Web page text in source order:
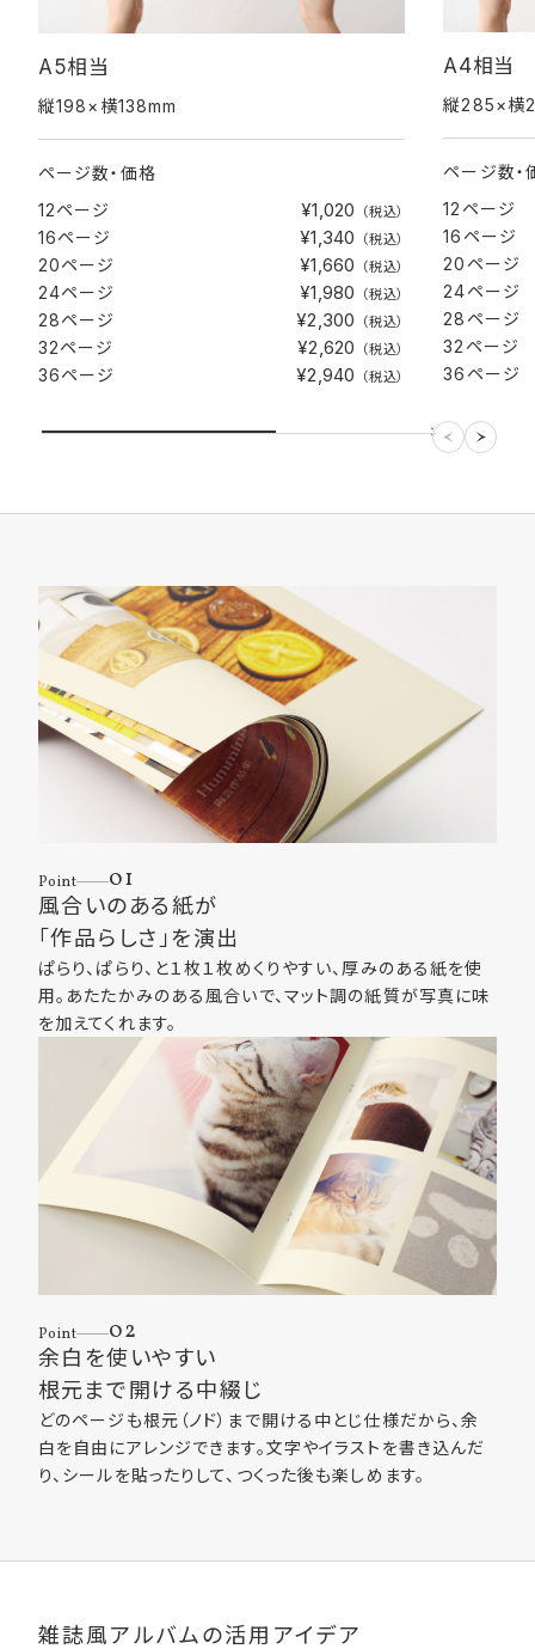
A5相当
縦198×横138mm
ページ数・価格
12ページ
¥1,020 （税込）
16ページ ¥1,340 （税込）
20ページ ¥1,660 （税込）
24ページ ¥1,980 （税込）
28ページ ¥2,300 （税込）
32ページ ¥2,620 （税込）
36ページ ¥2,940 （税込）
A4相当
縦285×横
ページ数・
12ページ
16ページ
20ページ
24ページ
28ページ
32ページ
36ページ
Point 01
風合いのある紙が
「作品らしさ」を演出
ぱらり、ぱらり、と１枚１枚めくりやすい、厚みのある紙を使
用。あたたかみのある風合いで、マット調の紙質が写真に味
を加えてくれます。
Point 02
余白を使いやすい
根元まで開ける中綴じ
どのページも根元（ノド）まで開ける中とじ仕様だから、余
白を自由にアレンジできます。文字やイラストを書き込んだ
り、シールを貼ったりして、つくった後も楽しめます。
雑誌風アルバムの活用アイデア